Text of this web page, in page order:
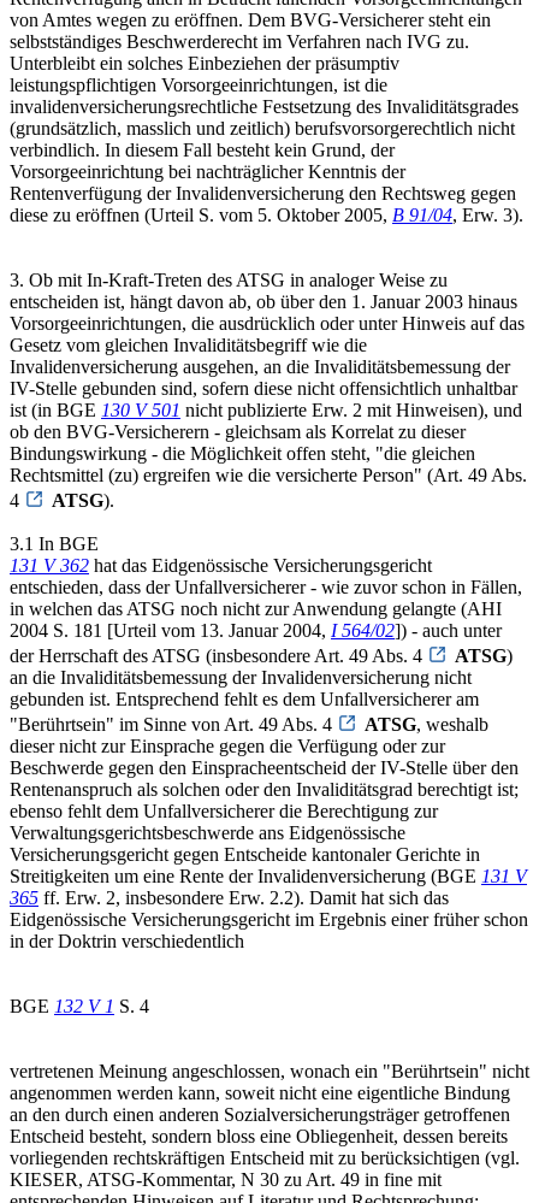
von Amtes wegen zu eröffnen. Dem BVG-Versicherer steht ein
selbstständiges Beschwerderecht im Verfahren nach IVG zu.
Unterbleibt ein solches Einbeziehen der präsumptiv
leistungspflichtigen Vorsorgeeinrichtungen, ist die
invalidenversicherungsrechtliche Festsetzung des Invaliditätsgrades
(grundsätzlich, masslich und zeitlich) berufsvorsorgerechtlich nicht
verbindlich. In diesem Fall besteht kein Grund, der
Vorsorgeeinrichtung bei nachträglicher Kenntnis der
Rentenverfügung der Invalidenversicherung den Rechtsweg gegen
diese zu eröffnen (Urteil S. vom 5. Oktober 2005, B 91/04, Erw. 3).
3. Ob mit In-Kraft-Treten des ATSG in analoger Weise zu
entscheiden ist, hängt davon ab, ob über den 1. Januar 2003 hinaus
Vorsorgeeinrichtungen, die ausdrücklich oder unter Hinweis auf das
Gesetz vom gleichen Invaliditätsbegriff wie die
Invalidenversicherung ausgehen, an die Invaliditätsbemessung der
IV-Stelle gebunden sind, sofern diese nicht offensichtlich unhaltbar
ist (in BGE 130 V 501 nicht publizierte Erw. 2 mit Hinweisen), und
ob den BVG-Versicherern - gleichsam als Korrelat zu dieser
Bindungswirkung - die Möglichkeit offen steht, "die gleichen
Rechtsmittel (zu) ergreifen wie die versicherte Person" (Art. 49 Abs.
4
ATSG).
3.1 In BGE
131 V 362 hat das Eidgenössische Versicherungsgericht
entschieden, dass der Unfallversicherer - wie zuvor schon in Fällen,
in welchen das ATSG noch nicht zur Anwendung gelangte (AHI
2004 S. 181 [Urteil vom 13. Januar 2004, I 564/02]) - auch unter
der Herrschaft des ATSG (insbesondere Art. 49 Abs. 4
ATSG)
an die Invaliditätsbemessung der Invalidenversicherung nicht
gebunden ist. Entsprechend fehlt es dem Unfallversicherer am
"Berührtsein" im Sinne von Art. 49 Abs. 4
ATSG, weshalb
dieser nicht zur Einsprache gegen die Verfügung oder zur
Beschwerde gegen den Einspracheentscheid der IV-Stelle über den
Rentenanspruch als solchen oder den Invaliditätsgrad berechtigt ist;
ebenso fehlt dem Unfallversicherer die Berechtigung zur
Verwaltungsgerichtsbeschwerde ans Eidgenössische
Versicherungsgericht gegen Entscheide kantonaler Gerichte in
Streitigkeiten um eine Rente der Invalidenversicherung (BGE 131 V
365 ff. Erw. 2, insbesondere Erw. 2.2). Damit hat sich das
Eidgenössische Versicherungsgericht im Ergebnis einer früher schon
in der Doktrin verschiedentlich
BGE 132 V 1 S. 4
vertretenen Meinung angeschlossen, wonach ein "Berührtsein" nicht
angenommen werden kann, soweit nicht eine eigentliche Bindung
an den durch einen anderen Sozialversicherungsträger getroffenen
Entscheid besteht, sondern bloss eine Obliegenheit, dessen bereits
vorliegenden rechtskräftigen Entscheid mit zu berücksichtigen (vgl.
KIESER, ATSG-Kommentar, N 30 zu Art. 49 in fine mit